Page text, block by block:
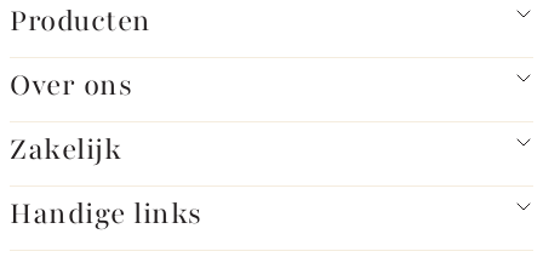
Producten
Over ons
Zakelijk
Handige links